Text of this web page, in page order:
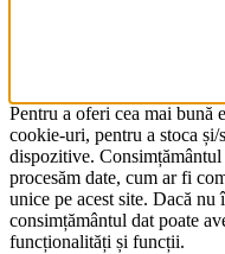
Pentru a oferi cea mai bună
cookie-uri, pentru a stoca și/
dispozitive.
procesăm date, cum ar fi
unice pe acest site. Dacă
consimțământul dat poate
funcționalități și funcții.